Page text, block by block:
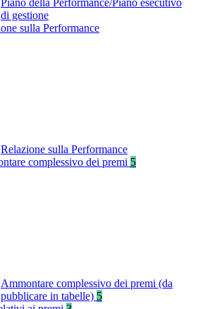
Piano della Performance/Piano esecutivo
di gestione
sulla Performance
Relazione sulla Performance
complessivo dei premi 5
Ammontare complessivo dei premi (da
pubblicare in tabelle) 5